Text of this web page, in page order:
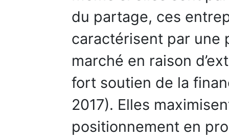
du partage, ces
caractérisent par une
marché en raison
fort soutien de la
2017). Elles
positionnement en